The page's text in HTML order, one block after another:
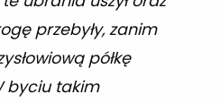
przebyły, zanim
półkę
byciu takim